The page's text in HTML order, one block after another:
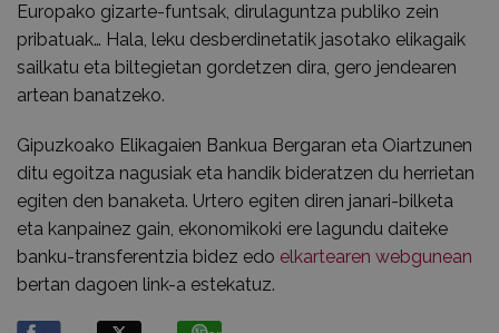
Europako gizarte-funtsak, dirulaguntza publiko zein
pribatuak… Hala, leku desberdinetatik jasotako elikagaik
sailkatu eta biltegietan gordetzen dira, gero jendearen
artean banatzeko.
Gipuzkoako Elikagaien Bankua Bergaran eta Oiartzunen
ditu egoitza nagusiak eta handik bideratzen du herrietan
egiten den banaketa. Urtero egiten diren janari-bilketa
eta kanpainez gain, ekonomikoki ere lagundu daiteke
banku-transferentzia bidez edo elkartearen webgunean
bertan dagoen link-a estekatuz.